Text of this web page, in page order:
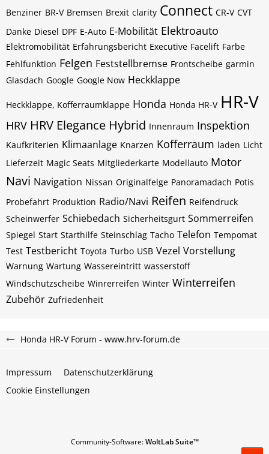
Benziner BR-V Bremsen Brexit clarity Connect CR-V CVT
Danke Diesel DPF E-Auto E-Mobilität Elektroauto
Elektromobilität Erfahrungsbericht Executive Facelift Farbe
Fehlfunktion Felgen Feststellbremse Frontscheibe garmin
Glasdach Google Google Now Heckklappe
Heckklappe, Kofferraumklappe Honda Honda HR-V HR-V
HRV HRV Elegance Hybrid Innenraum Inspektion
Kaufkriterien Klimaanlage Knarzen Kofferraum laden Licht
Lieferzeit Magic Seats Mitgliederkarte Modellauto Motor
Navi Navigation Nissan Originalfelge Panoramadach Potis
Probefahrt Produktion Radio/Navi Reifen Reifendruck
Scheinwerfer Schiebedach Sicherheitsgurt Sommerreifen
Spiegel Start Starthilfe Steinschlag Tacho Telefon Tempomat
Test Testbericht Toyota Turbo USB Vezel Vorstellung
Warnung Wartung Wassereintritt wasserstoff
Windschutzscheibe Winrerreifen Winter Winterreifen
Zubehör Zufriedenheit
Honda HR-V Forum - www.hrv-forum.de
Impressum
Datenschutzerklärung
Cookie Einstellungen
Community-Software:WoltLab Suite™